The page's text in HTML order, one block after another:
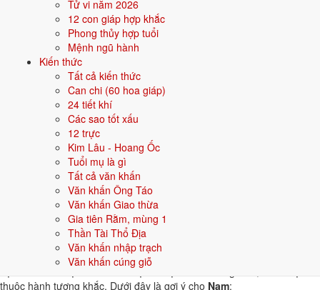
Tử vi năm 2026
12 con giáp hợp khắc
Phong thủy hợp tuổi
Mệnh ngũ hành
Kiến thức
Tất cả kiến thức
Can chi (60 hoa giáp)
24 tiết khí
Các sao tốt xấu
12 trực
Kim Lâu - Hoang Ốc
Tuổi mụ là gì
Tất cả văn khấn
Văn khấn Ông Táo
Văn khấn Giao thừa
Gia tiên Rằm, mùng 1
Thần Tài Thổ Địa
Văn khấn nhập trạch
Văn khấn cúng giỗ
Khôi phục sau chiến tranh
🎭 VĂN HOÁ - THẾ HỆ
Thế hệ sau giải phóng - thống nhất văn hoá
Năm 2026 người sinh năm 1975 nên tập trung gì?
51 (Trung niên), người sinh năm 1975 nên ưu tiên các chủ
Sức khỏe
Con cái - giáo dục
Đặt tên cho người sinh năm 1975 mệnh Thủy
Khi đặt tên cho người sinh năm1975
bộ chữ Hán thuộc hành bản mệnh hoặc hành tương sinh; tránh bộ chữ
thuộc hành tương khắc. Dưới đây là gợi ý cho Nam: